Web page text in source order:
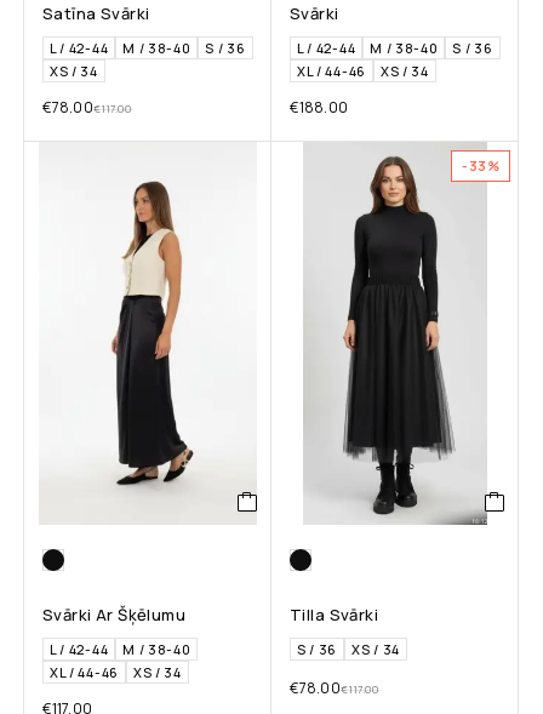
Satīna Svārki
L / 42-44 M / 38-40
S / 36
XS / 34
€117.00
€78.00
Svārki
L / 42-44 M / 38-40
S / 36
XL / 44-46
XS / 34
€188.00
Svārki Ar Šķēlumu
L / 42-44
M / 38-40
XL / 44-46
XS / 34
€117.00
-33%
Tilla Svārki
S / 36 XS / 34
€117.00
€78.00